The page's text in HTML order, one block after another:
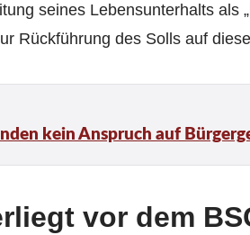
seines Lebensunterhalts als
Rückführung des Solls auf
kein Anspruch auf
vor dem